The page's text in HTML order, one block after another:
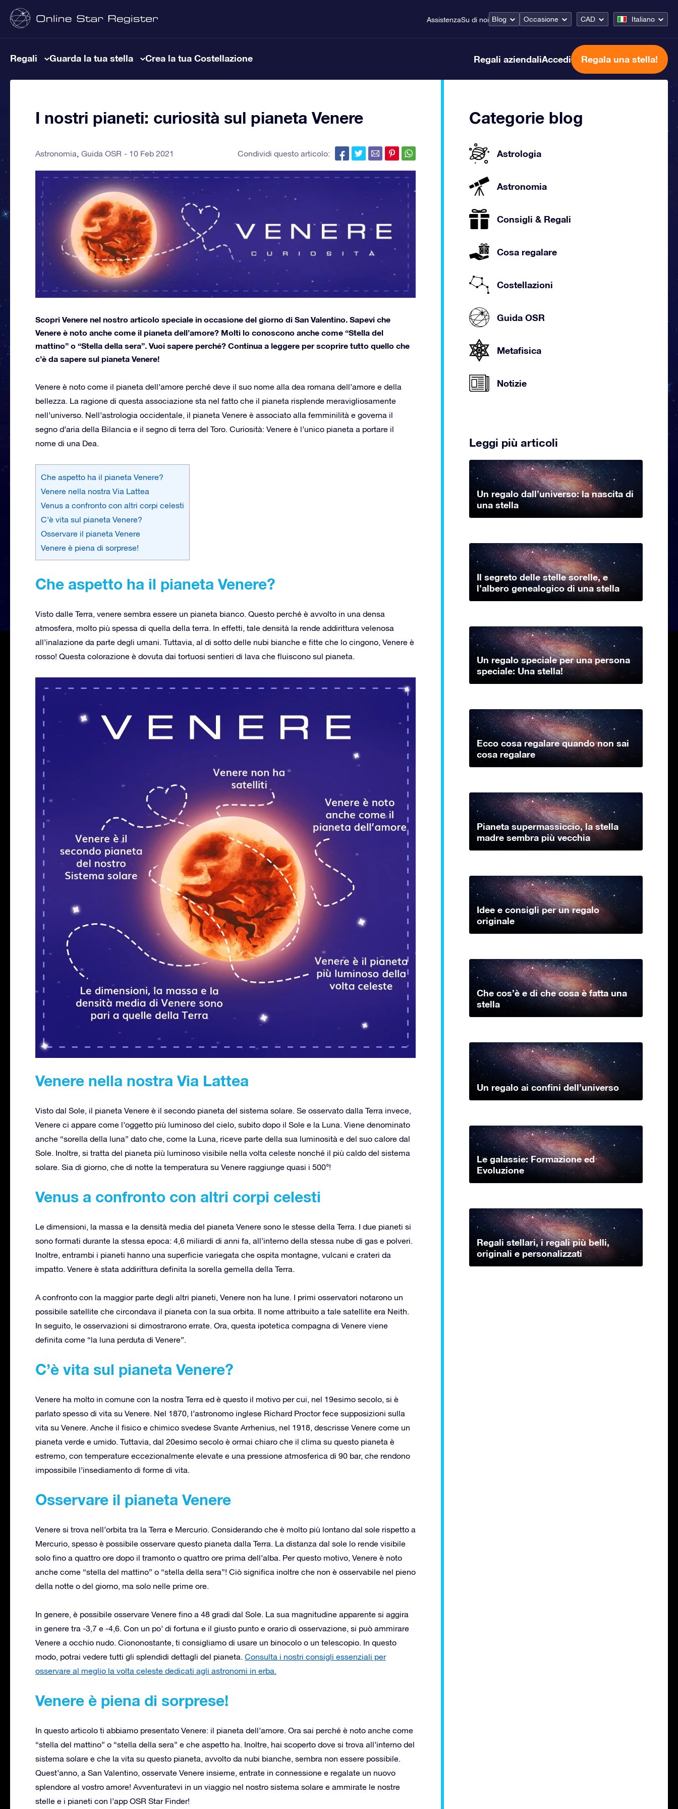
AssistenzaSu di noi Blog Occasione CAD Italiano
Regali Guarda la tua stella Crea la tua Costellazione Regali aziendaliAccedi Regala una stella!
I nostri pianeti: curiosità sul pianeta Venere
Astronomia Guida OSR 10 Feb 2021 Condividi questo articolo:
Scopri Venere nel nostro articolo speciale in occasione del giorno di San Valentino. Sapevi che
Venere è noto anche come il pianeta dell’amore? Molti lo conoscono anche come “Stella del
mattino” o “Stella della sera”. Vuoi sapere perché? Continua a leggere per scoprire tutto quello che
c’è da sapere sul pianeta Venere!
Venere è noto come il pianeta dell’amore perché deve il suo nome alla dea romana dell’amore e della
bellezza. La ragione di questa associazione sta nel fatto che il pianeta risplende meravigliosamente
nell’universo. Nell’astrologia occidentale, il pianeta Venere è associato alla femminilità e governa il
segno d’aria della Bilancia e il segno di terra del Toro. Curiosità: Venere è l’unico pianeta a portare il
nome di una Dea.
Che aspetto ha il pianeta Venere?
Venere nella nostra Via Lattea
Venus a confronto con altri corpi celesti
C’è vita sul pianeta Venere?
Osservare il pianeta Venere
Venere è piena di sorprese!
Che aspetto ha il pianeta Venere?
Visto dalle Terra, venere sembra essere un pianeta bianco. Questo perché è avvolto in una densa
atmosfera, molto più spessa di quella della terra. In effetti, tale densità la rende addirittura velenosa
all’inalazione da parte degli umani. Tuttavia, al di sotto delle nubi bianche e fitte che lo cingono, Venere è
rosso! Questa colorazione è dovuta dai tortuosi sentieri di lava che fluiscono sul pianeta.
Venere nella nostra Via Lattea
Visto dal Sole, il pianeta Venere è il secondo pianeta del sistema solare. Se osservato dalla Terra invece,
Venere ci appare come l’oggetto più luminoso del cielo, subito dopo il Sole e la Luna. Viene denominato
anche “sorella della luna” dato che, come la Luna, riceve parte della sua luminosità e del suo calore dal
Sole. Inoltre, si tratta del pianeta più luminoso visibile nella volta celeste nonché il più caldo del sistema
solare. Sia di giorno, che di notte la temperatura su Venere raggiunge quasi i 500°!
Venus a confronto con altri corpi celesti
Le dimensioni, la massa e la densità media del pianeta Venere sono le stesse della Terra. I due pianeti si
sono formati durante la stessa epoca: 4,6 miliardi di anni fa, all’interno della stessa nube di gas e polveri.
Inoltre, entrambi i pianeti hanno una superficie variegata che ospita montagne, vulcani e crateri da
impatto. Venere è stata addirittura definita la sorella gemella della Terra.
A confronto con la maggior parte degli altri pianeti, Venere non ha lune. I primi osservatori notarono un
possibile satellite che circondava il pianeta con la sua orbita. Il nome attribuito a tale satellite era Neith.
In seguito, le osservazioni si dimostrarono errate. Ora, questa ipotetica compagna di Venere viene
definita come “la luna perduta di Venere”.
C’è vita sul pianeta Venere?
Venere ha molto in comune con la nostra Terra ed è questo il motivo per cui, nel 19esimo secolo, si è
parlato spesso di vita su Venere. Nel 1870, l’astronomo inglese Richard Proctor fece supposizioni sulla
vita su Venere. Anche il fisico e chimico svedese Svante Arrhenius, nel 1918, descrisse Venere come un
pianeta verde e umido. Tuttavia, dal 20esimo secolo è ormai chiaro che il clima su questo pianeta è
estremo, con temperature eccezionalmente elevate e una pressione atmosferica di 90 bar, che rendono
impossibile l’insediamento di forme di vita.
Osservare il pianeta Venere
Venere si trova nell’orbita tra la Terra e Mercurio. Considerando che è molto più lontano dal sole rispetto a
Mercurio, spesso è possibile osservare questo pianeta dalla Terra. La distanza dal sole lo rende visibile
solo fino a quattro ore dopo il tramonto o quattro ore prima dell’alba. Per questo motivo, Venere è noto
anche come “stella del mattino” o “stella della sera”! Ciò significa inoltre che non è osservabile nel pieno
della notte o del giorno, ma solo nelle prime ore.
In genere, è possibile osservare Venere fino a 48 gradi dal Sole. La sua magnitudine apparente si aggira
in genere tra -3,7 e -4,6. Con un po’ di fortuna e il giusto punto e orario di osservazione, si può ammirare
Venere a occhio nudo. Ciononostante, ti consigliamo di usare un binocolo o un telescopio. In questo
modo, potrai vedere tutti gli splendidi dettagli del pianeta. Consulta i nostri consigli essenziali per
osservare al meglio la volta celeste dedicati agli astronomi in erba.
Venere è piena di sorprese!
In questo articolo ti abbiamo presentato Venere: il pianeta dell’amore. Ora sai perché è noto anche come
“stella del mattino” o “stella della sera” e che aspetto ha. Inoltre, hai scoperto dove si trova all’interno del
sistema solare e che la vita su questo pianeta, avvolto da nubi bianche, sembra non essere possibile.
Quest’anno, a San Valentino, osservate Venere insieme, entrate in connessione e regalate un nuovo
splendore al vostro amore! Avventuratevi in un viaggio nel nostro sistema solare e ammirate le nostre
stelle e i pianeti con l’app OSR Star Finder!
Categorie blog
Astrologia
Astronomia
Consigli & Regali
Cosa regalare
Costellazioni
Guida OSR
Metafisica
Notizie
Leggi più articoli
Un regalo dall’universo: la nascita di
una stella
Il segreto delle stelle sorelle, e
l’albero genealogico di una stella
Un regalo speciale per una persona
speciale: Una stella!
Ecco cosa regalare quando non sai
cosa regalare
Pianeta supermassiccio, la stella
madre sembra più vecchia
Idee e consigli per un regalo
originale
Che cos’è e di che cosa è fatta una
stella
Un regalo ai confini dell’universo
Le galassie: Formazione ed
Evoluzione
Regali stellari, i regali più belli,
originali e personalizzati